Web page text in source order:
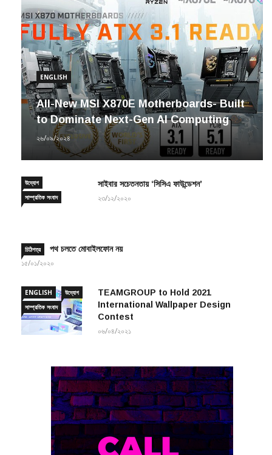
ENGLISH
All-New MSI X870E Motherboards- Built
to Dominate Next-Gen AI Computing
২৬/০৯/২০২৪
উদ্যোগ
সাম্প্রতিক সংবাদ
সাইবার সচেতনতায় ‘সিসিএ ফাউন্ডেশন’
২৩/১২/২০২০
চিঠিপত্র পথ চলতে মোবাইলফোন নয়
১৫/০১/২০২০
ENGLISH
উদ্যোগ
সাম্প্রতিক সংবাদ
TEAMGROUP to Hold 2021
International Wallpaper Design
Contest
০৬/০৪/২০২১